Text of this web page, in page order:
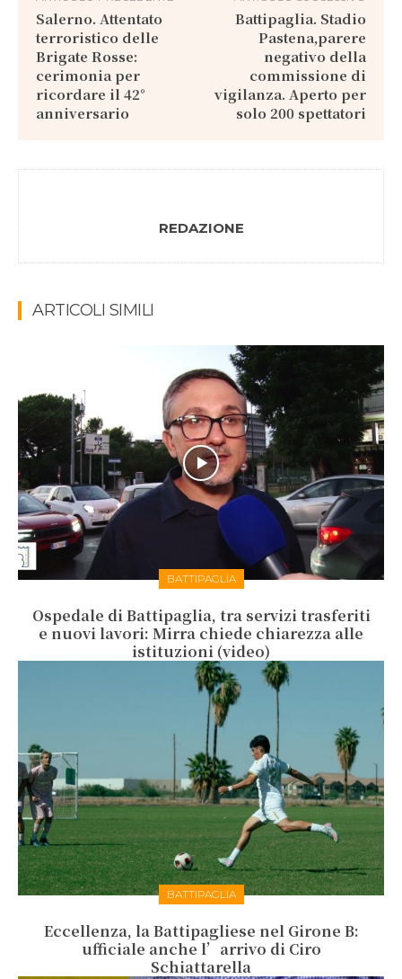
Salerno. Attentato
terroristico delle
Brigate Rosse:
cerimonia per
ricordare il 42°
anniversario
Battipaglia. Stadio
Pastena,parere
negativo della
commissione di
vigilanza. Aperto per
solo 200 spettatori
REDAZIONE
ARTICOLI SIMILI
BATTIPAGLIA
Ospedale di Battipaglia, tra servizi trasferiti
e nuovi lavori: Mirra chiede chiarezza alle
istituzioni (video)
BATTIPAGLIA
Eccellenza, la Battipagliese nel Girone B:
ufficiale anche l’arrivo di Ciro
Schiattarella